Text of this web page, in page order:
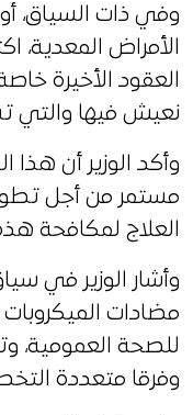
وفي ذات السياق،
الأمراض المعدية،
العقود الأخيرة
نعيش فيها والتي
وأكد الوزير أن
مستمر من أجل
العلاج لمكافحة
وأشار الوزير في
مضادات
للصحة العمومية،
وفرقا متعددة